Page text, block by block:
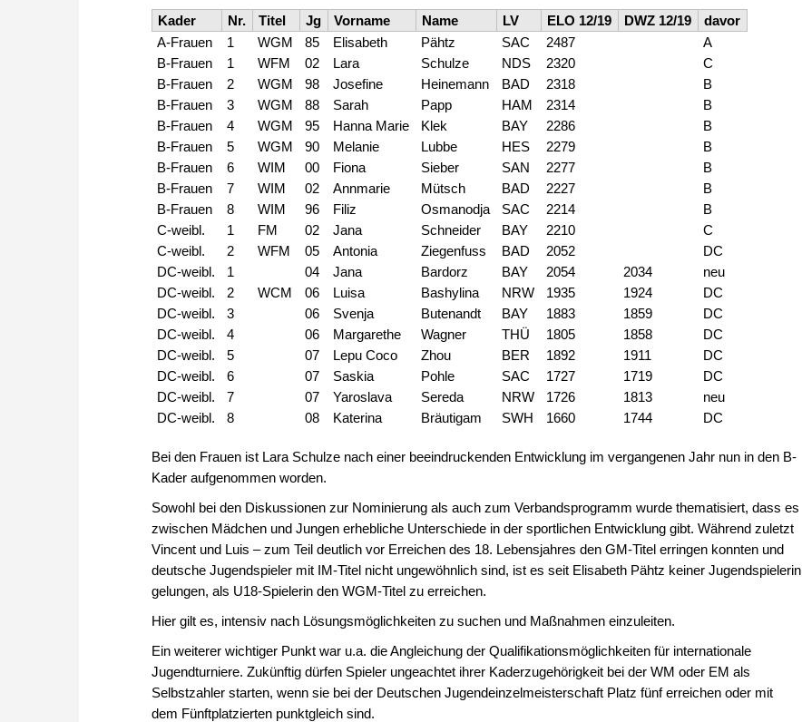
Kader Nr. Titel Jg Vorname Name LV ELO 12/19 DWZ 12/19
davor
A-Frauen
1 WGM 85 Elisabeth Pähtz SAC 2487
A
B-Frauen
1 WFM 02 Lara Schulze NDS 2320
C
B-Frauen
2 WGM 98 Josefine Heinemann BAD 2318
B
B-Frauen
3 WGM 88 Sarah Papp HAM 2314
B
B-Frauen
4 WGM 95 Hanna Marie Klek BAY 2286
B
B-Frauen
5 WGM 90 Melanie Lubbe HES 2279
B
B-Frauen
6 WIM 00 Fiona Sieber SAN 2277
B
B-Frauen
7 WIM 02 Annmarie Mütsch BAD 2227
B
B-Frauen
8 WIM 96 Filiz Osmanodja SAC 2214
B
C-weibl.
1 FM 02 Jana Schneider BAY 2210
C
C-weibl.
2 WFM 05 Antonia Ziegenfuss BAD 2052
DC
DC-weibl.
1 04 Jana Bardorz BAY 2054 2034
neu
DC-weibl.
2 WCM 06 Luisa Bashylina NRW 1935 1924
DC
DC-weibl.
3 06 Svenja Butenandt BAY 1883 1859
DC
DC-weibl.
4 06 Margarethe Wagner THÜ 1805 1858
DC
DC-weibl.
5 07 Lepu Coco Zhou BER 1892 1911
DC
DC-weibl.
6 07 Saskia Pohle SAC 1727 1719
DC
DC-weibl.
7 07 Yaroslava Sereda NRW 1726 1813
neu
DC-weibl.
8 08 Katerina Bräutigam SWH 1660 1744 DC
Bei den Frauen ist Lara Schulze nach einer beeindruckenden Entwicklung im vergangenen Jahr nun in den B-
Kader aufgenommen worden.
Sowohl bei den Diskussionen zur Nominierung als auch zum Verbandsprogramm wurde thematisiert, dass es
zwischen Mädchen und Jungen erhebliche Unterschiede in der sportlichen Entwicklung gibt. Während zuletzt
Vincent und Luis – zum Teil deutlich vor Erreichen des 18. Lebensjahres den GM-Titel erringen konnten und
deutsche Jugendspieler mit IM-Titel nicht ungewöhnlich sind, ist es seit Elisabeth Pähtz keiner Jugendspielerin
gelungen, als U18-Spielerin den WGM-Titel zu erreichen.
Hier gilt es, intensiv nach Lösungsmöglichkeiten zu suchen und Maßnahmen einzuleiten.
Ein weiterer wichtiger Punkt war u.a. die Angleichung der Qualifikationsmöglichkeiten für internationale
Jugendturniere. Zukünftig dürfen Spieler ungeachtet ihrer Kaderzugehörigkeit bei der WM oder EM als
Selbstzahler starten, wenn sie bei der Deutschen Jugendeinzelmeisterschaft Platz fünf erreichen oder mit
dem Fünftplatzierten punktgleich sind.